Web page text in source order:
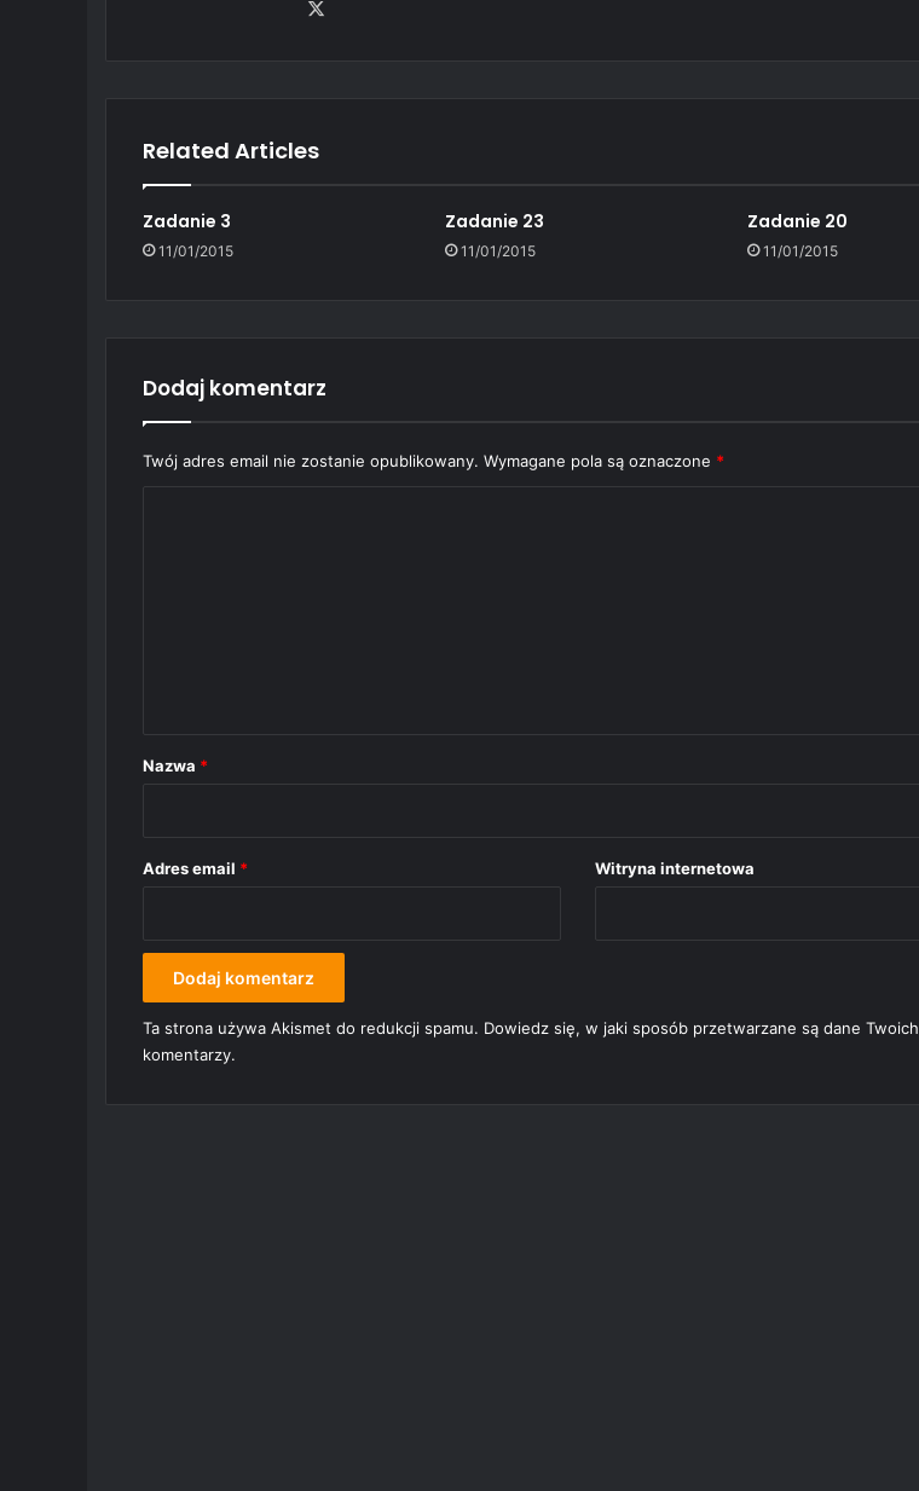
Related Articles
Zadanie 3
11/01/2015
Zadanie 23
11/01/2015
Zadanie 20
11/01/2015
Dodaj komentarz
Twój adres email nie zostanie opublikowany. Wymagane pola są oznaczone *
rNazwa *
Adres email * Witryna internetowa
Ta strona używa Akismet do redukcji spamu. Dowiedz się, w jaki sposób przetwarzane są dane Twoich
komentarzy.